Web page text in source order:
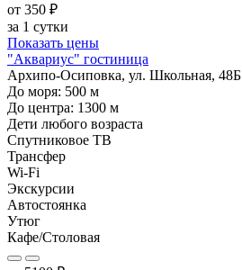
от 350 ₽
за 1 сутки
Показать цены
"Аквариус" гостиница
Архипо-Осиповка, ул. Школьная, 48Б
До моря: 500 м
До центра: 1300 м
Дети любого возраста
Спутниковое ТВ
Трансфер
Wi-Fi
Экскурсии
Автостоянка
Утюг
Кафе/Столовая